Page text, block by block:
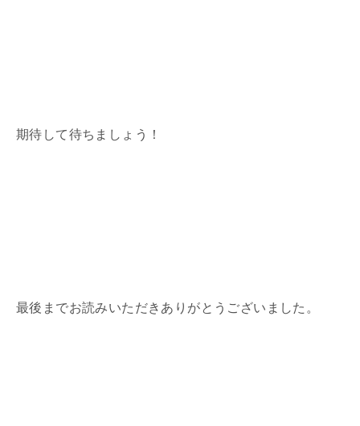
期待して待ちましょう！
最後までお読みいただきありがとうございました。